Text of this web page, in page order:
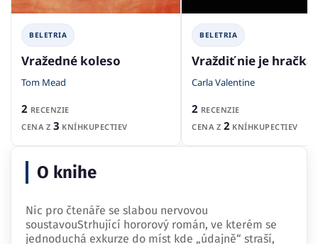
BELETRIA
Vražedné koleso
Tom Mead
2 RECENZIE
CENA Z 3 KNÍHKUPECTIEV
BELETRIA
Vraždiť nie je hračka
Carla Valentine
2 RECENZIE
CENA Z 2 KNÍHKUPECTIEV
O knihe
Nic pro čtenáře se slabou nervovou
soustavouStrhující hororový román, ve kterém se
jednoduchá exkurze do míst kde „údajně“ straší,